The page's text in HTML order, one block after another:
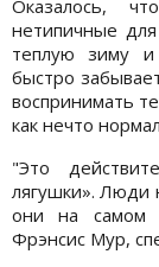
Оказалось,
нетипичные
теплую зиму
быстро
воспринимать
как нечто
"Это
лягушки». Люди
они на самом
Фрэнсис Мур,